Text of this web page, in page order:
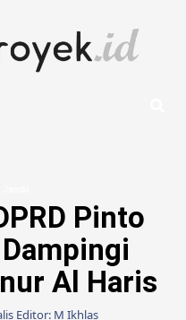
Pinto
Al Haris
Editor: M Ikhlas